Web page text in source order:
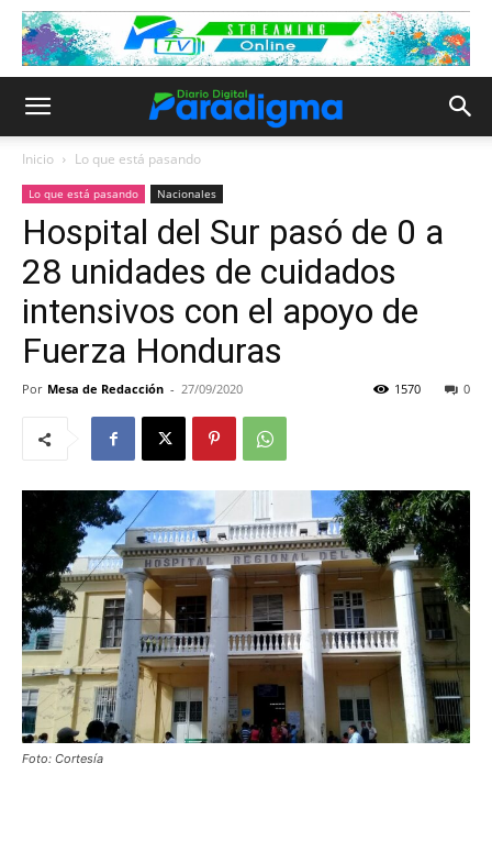
Inicio Lo que está pasando
Lo que está pasando Nacionales
Hospital del Sur pasó de 0 a
28 unidades de cuidados
intensivos con el apoyo de
Fuerza Honduras
Por Mesa de Redacción - 27/09/2020 0
1570
Foto: Cortesía